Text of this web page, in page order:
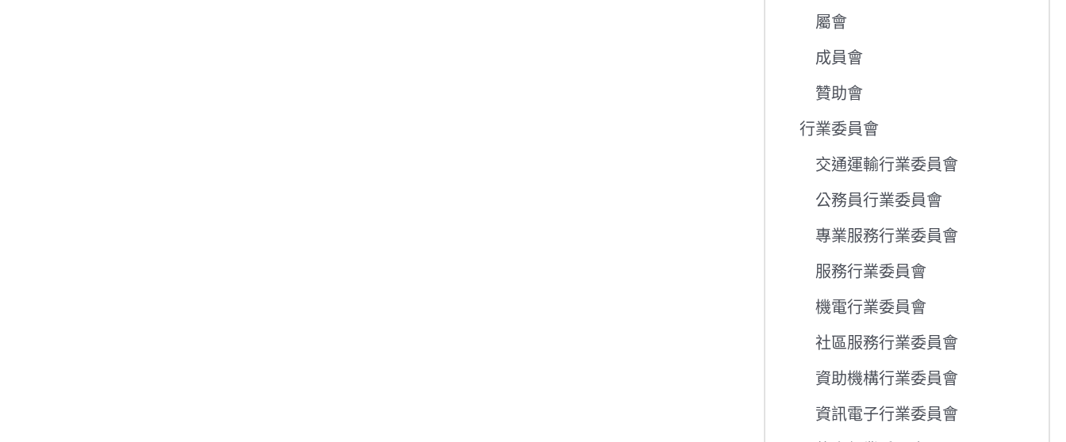
屬會
成員會
贊助會
行業委員會
交通運輸行業委員會
公務員行業委員會
專業服務行業委員會
服務行業委員會
機電行業委員會
社區服務行業委員會
資助機構行業委員會
資訊電子行業委員會